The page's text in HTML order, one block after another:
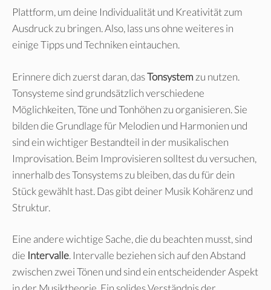
Plattform, um deine Individualität und Kreativität zum
Ausdruck zu bringen. Also, lass uns ohne weiteres in
einige Tipps und Techniken eintauchen.
Erinnere dich zuerst daran, dasTonsystem zu nutzen.
Tonsysteme sind grundsätzlich verschiedene
Möglichkeiten, Töne und Tonhöhen zu organisieren. Sie
bilden die Grundlage für Melodien und Harmonien und
sind ein wichtiger Bestandteil in der musikalischen
Improvisation. Beim Improvisieren solltest du versuchen,
innerhalb des Tonsystems zu bleiben, das du für dein
Stück gewählt hast. Das gibt deiner Musik Kohärenz und
Struktur.
Eine andere wichtige Sache, die du beachten musst, sind
die Intervalle. Intervalle beziehen sich auf den Abstand
zwischen zwei Tönen und sind ein entscheidender Aspekt